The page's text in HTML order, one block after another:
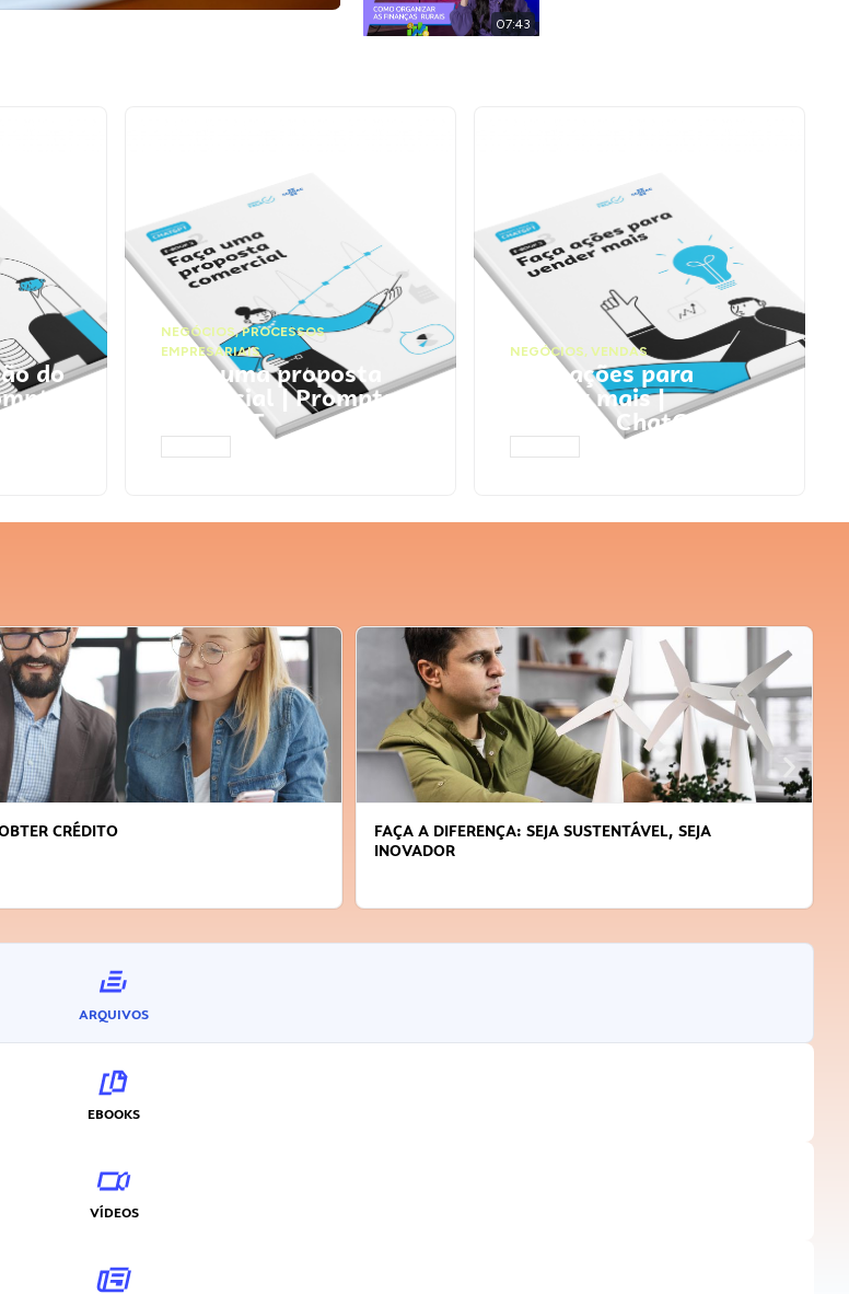
07:43
do
NEGÓCIOS,PROCESSOS
EMPRESARIAIS
Faça uma proposta
comercial | Prompts
ChatGPT
NEGÓCIOS, VENDAS
Faça ações para
vender mais |
Prompts ChatGPT
CRÉDITO
FAÇA A DIFERENÇA: SEJA SUSTENTÁVEL, SEJA
INOVADOR
ARQUIVOS
EBOOKS
VÍDEOS